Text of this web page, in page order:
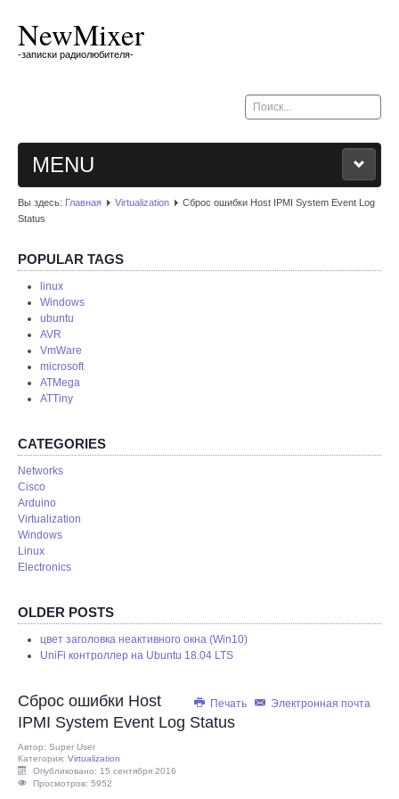
NewMixer
-записки радиолюбителя-
Искать...
MENU
BLOG
MY CAR
OTHER
ABOUT
REMOTE
Вы здесь: Главная Virtualization
Сброс ошибки Host IPMI System Event Log
Status
POPULAR TAGS
linux
Windows
ubuntu
AVR
VmWare
microsoft
ATMega
ATTiny
CATEGORIES
Networks
Cisco
Arduino
Virtualization
Windows
Linux
Electronics
OLDER POSTS
цвет заголовка неактивного окна (Win10)
UniFi контроллер на Ubuntu 18.04 LTS
Печать Электронная почта
Сброс ошибки Host
IPMI System Event Log Status
Автор: Super User
Категория: Virtualization
Опубликовано: 15 сентября 2016
Просмотров: 5952